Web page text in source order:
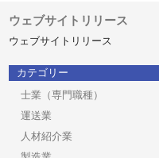
ウェブサイトリリース
ウェブサイトリリース
カテゴリー
士業（専門職種）
運送業
人材紹介業